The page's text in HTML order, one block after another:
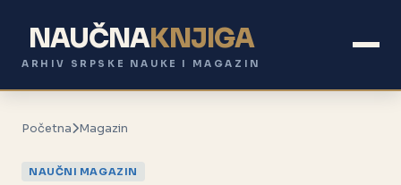
NAUČNAKNJIGA
ARHIV SRPSKE NAUKE I MAGAZIN
Početna Magazin
NAUČNI MAGAZIN